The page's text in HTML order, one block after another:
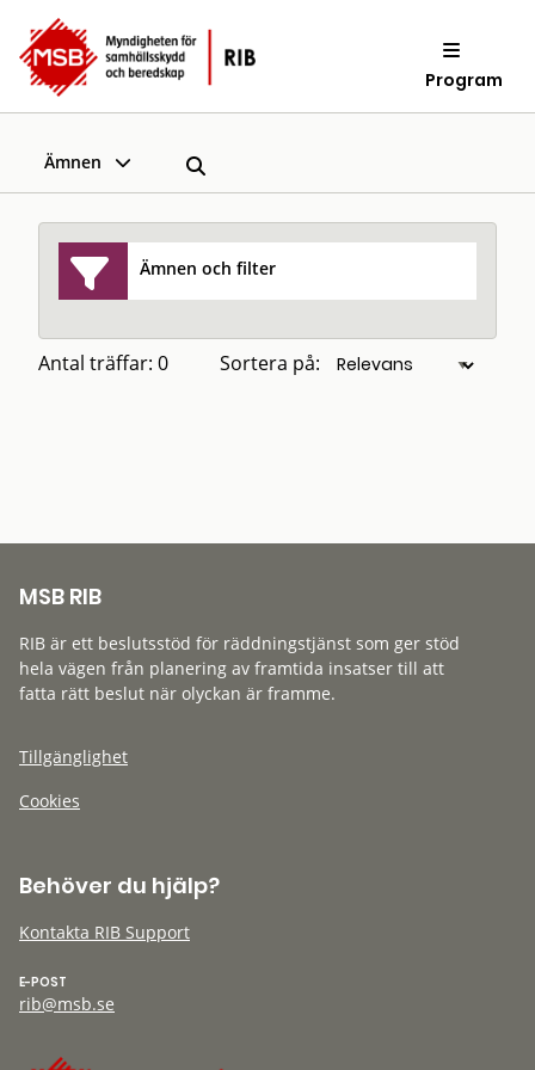
Program
Ämnen
Ämnen och filter
Antal träffar: 0 Sortera på:
MSB RIB
RIB är ett beslutsstöd för räddningstjänst som ger stöd
hela vägen från planering av framtida insatser till att
fatta rätt beslut när olyckan är framme.
Tillgänglighet
Cookies
Behöver du hjälp?
Kontakta RIB Support
E-POST
rib@msb.se